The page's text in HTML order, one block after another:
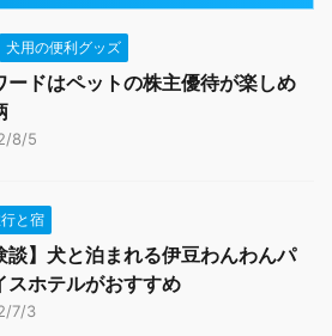
犬用の便利グッズ
ードはペットの株主優待が楽しめ
8/5
と宿
談】犬と泊まれる伊豆わんわんパ
スホテルがおすすめ
7/3